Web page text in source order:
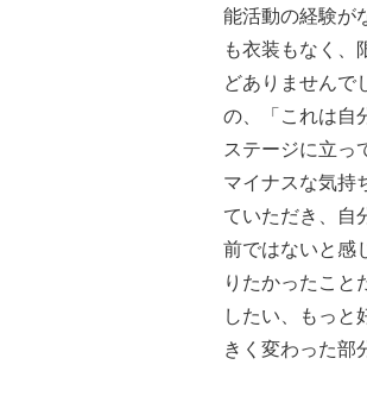
能活動の経験が
も衣装もなく
どありませんで
の、「これは自
ステージに立っ
マイナスな気持
ていただき、自
前ではないと感
りたかったこと
したい、もっと
きく変わった部